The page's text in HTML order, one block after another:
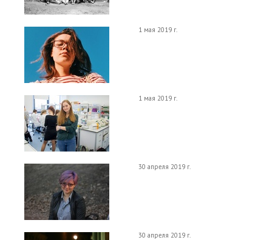
1 мая 2019 г.
1 мая 2019 г.
30 апреля 2019 г.
30 апреля 2019 г.